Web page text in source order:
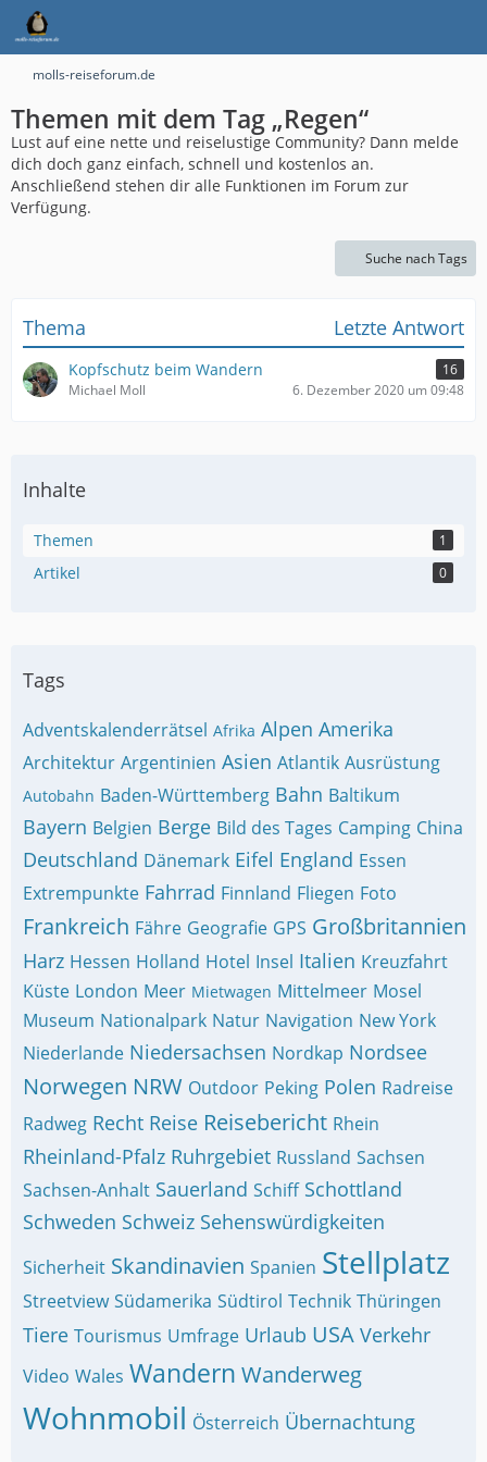
molls-reiseforum.de
Themen mit dem Tag „Regen“
Lust auf eine nette und reiselustige Community? Dann melde
dich doch ganz einfach, schnell und kostenlos an.
Anschließend stehen dir alle Funktionen im Forum zur
Verfügung.
Suche nach Tags
Thema Letzte Antwort
Kopfschutz beim Wandern
16
Michael Moll
6. Dezember 2020 um 09:48
Inhalte
Themen 1
Artikel 0
Tags
Adventskalenderrätsel Afrika Alpen Amerika
Architektur Argentinien Asien Atlantik Ausrüstung
Autobahn Baden-Württemberg Bahn Baltikum
Bayern Belgien Berge Bild des Tages Camping China
Deutschland Dänemark Eifel England Essen
Extrempunkte Fahrrad Finnland Fliegen Foto
Frankreich Fähre Geografie GPS Großbritannien
Harz Hessen Holland Hotel Insel Italien Kreuzfahrt
Küste London Meer Mietwagen Mittelmeer Mosel
Museum Nationalpark Natur Navigation New York
Niederlande Niedersachsen Nordkap Nordsee
Norwegen NRW Outdoor Peking Polen Radreise
Radweg Recht Reise Reisebericht Rhein
Rheinland-Pfalz Ruhrgebiet Russland Sachsen
Sachsen-Anhalt Sauerland Schiff Schottland
Schweden Schweiz Sehenswürdigkeiten
Sicherheit Skandinavien Spanien Stellplatz
Streetview Südamerika Südtirol Technik Thüringen
Tiere Tourismus Umfrage Urlaub USA Verkehr
Video Wales Wandern Wanderweg
Wohnmobil Österreich Übernachtung